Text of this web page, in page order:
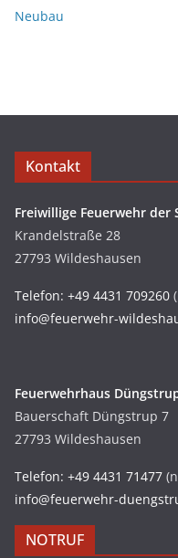
Neubau
Kontakt
Freiwillige Feuerwehr der
Krandelstraße 28
27793 Wildeshausen
Telefon: +49 4431 709260
info@feuerwehr-
Feuerwehrhaus
Bauerschaft Düngstrup 7
27793 Wildeshausen
Telefon: +49 4431 71477
info@feuerwehr-
NOTRUF